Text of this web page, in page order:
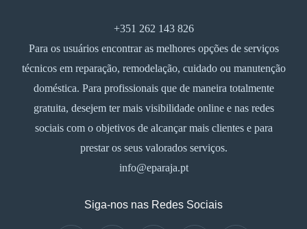
+351 262 143 826
Para os usuários encontrar as melhores opções de serviços
técnicos em reparação, remodelação, cuidado ou manutenção
doméstica. Para profissionais que de maneira totalmente
gratuita, desejem ter mais visibilidade online e nas redes
sociais com o objetivos de alcançar mais clientes e para
prestar os seus valorados serviços.
info@eparaja.pt
Siga-nos nas Redes Sociais